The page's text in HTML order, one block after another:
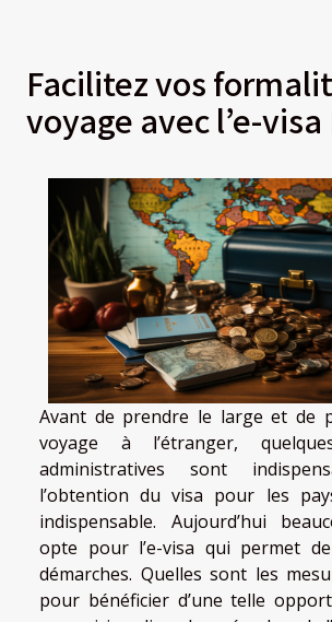
Facilitez vos
voyage avec l’e-visa
Avant de prendre le large et de
voyage à l’étranger,
administratives sont
l’obtention du visa pour les
indispensable. Aujourd’hui
opte pour l’e-visa qui permet
démarches. Quelles sont les
pour bénéficier d’une telle